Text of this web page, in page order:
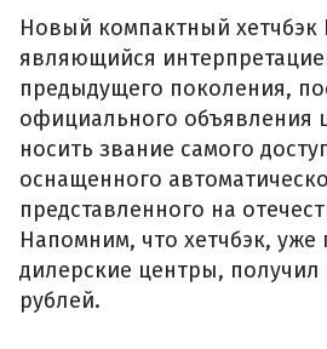
Новый компактный хетчбэк
являющийся
предыдущего поколения,
официального объявления
носить звание самого
оснащенного
представленного на
Напомним, что хетчбэк,
дилерские центры, получил
рублей.